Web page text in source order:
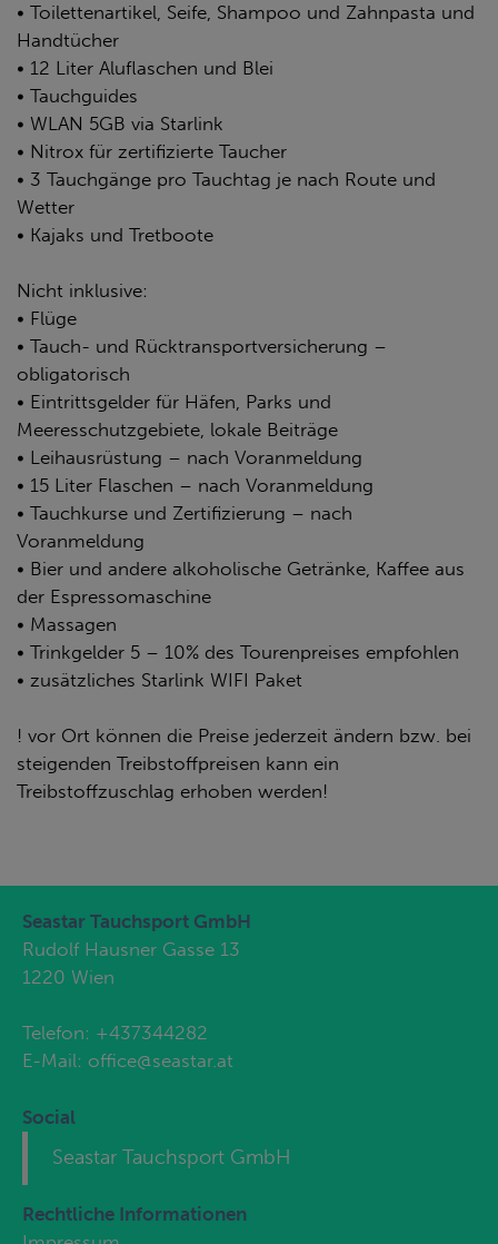
• Toilettenartikel, Seife, Shampoo und Zahnpasta und
Handtücher
• 12 Liter Aluflaschen und Blei
• Tauchguides
• WLAN 5GB via Starlink
• Nitrox für zertifizierte Taucher
• 3 Tauchgänge pro Tauchtag je nach Route und
Wetter
• Kajaks und Tretboote
Nicht inklusive:
• Flüge
• Tauch- und Rücktransportversicherung –
obligatorisch
• Eintrittsgelder für Häfen, Parks und
Meeresschutzgebiete, lokale Beiträge
• Leihausrüstung – nach Voranmeldung
• 15 Liter Flaschen – nach Voranmeldung
• Tauchkurse und Zertifizierung – nach
Voranmeldung
• Bier und andere alkoholische Getränke, Kaffee aus
der Espressomaschine
• Massagen
• Trinkgelder 5 – 10% des Tourenpreises empfohlen
• zusätzliches Starlink WIFI Paket
! vor Ort können die Preise jederzeit ändern bzw. bei
steigenden Treibstoffpreisen kann ein
Treibstoffzuschlag erhoben werden!
Seastar Tauchsport GmbH
Rudolf Hausner Gasse 13
1220 Wien
Telefon: +437344282
E-Mail: office@seastar.at
Social
Seastar Tauchsport GmbH
Rechtliche Informationen